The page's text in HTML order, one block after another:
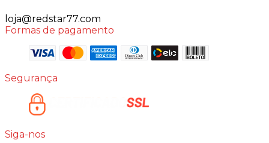
loja@redstar77.com
Formas de pagamento
Segurança
Siga-nos